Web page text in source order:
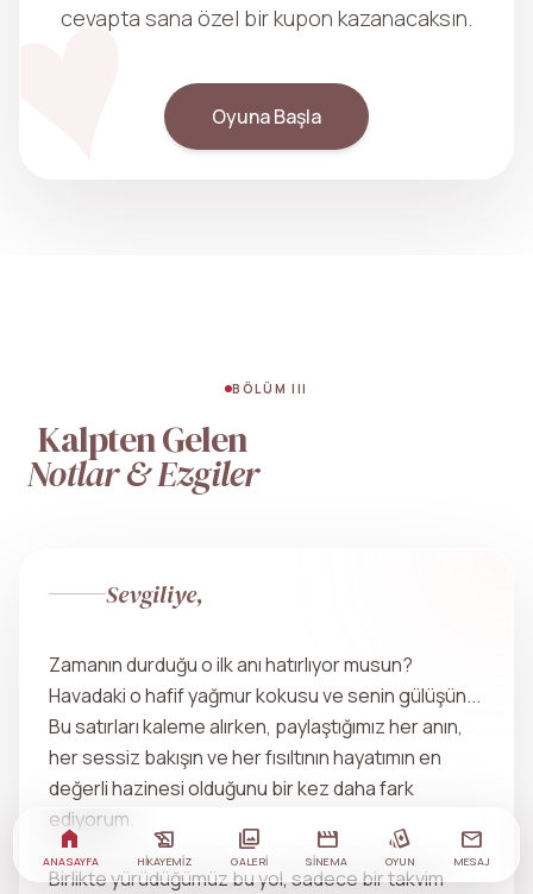
cevapta sana özel bir kupon kazanacaksın.
Oyuna Başla
BÖLÜM III
Kalpten Gelen
Notlar & Ezgiler
Sevgiliye,
Zamanın durduğu o ilk anı hatırlıyor musun?
Havadaki o hafif yağmur kokusu ve senin gülüşün...
Bu satırları kaleme alırken, paylaştığımız her anın,
her sessiz bakışın ve her fısıltının hayatımın en
değerli hazinesi olduğunu bir kez daha fark
ediyorum.
Birlikte yürüdüğümüz bu yol, sadece bir takvim
home
ANA SAYFA
history_edu
HIKAYEMIZ
photo_library
GALERI
movie
SINEMA
playing_cards
OYUN
mail
MESAJ